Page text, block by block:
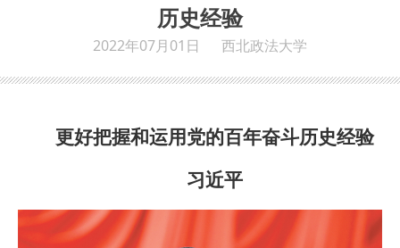
历史经验
2022年07月01日 西北政法大学
更好把握和运用党的百年奋斗历史经验
习近平